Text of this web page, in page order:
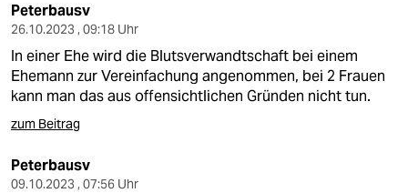
Peterbausv
26.10.2023 , 09:18 Uhr
In einer Ehe wird die Blutsverwandtschaft bei einem
Ehemann zur Vereinfachung angenommen, bei 2 Frauen
kann man das aus offensichtlichen Gründen nicht tun.
zum Beitrag
Peterbausv
09.10.2023 , 07:56 Uhr